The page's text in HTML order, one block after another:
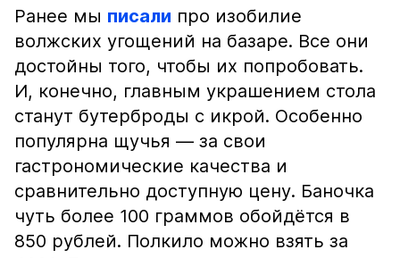
Ранее мы писали про изобилие
волжских угощений на базаре. Все они
достойны того, чтобы их попробовать.
И, конечно, главным украшением стола
станут бутерброды с икрой. Особенно
популярна щучья — за свои
гастрономические качества и
сравнительно доступную цену. Баночка
чуть более 100 граммов обойдётся в
850 рублей. Полкило можно взять за